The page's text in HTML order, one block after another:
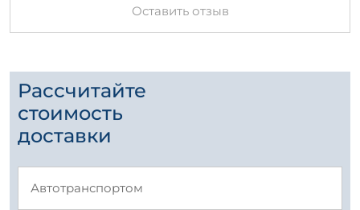
Оставить отзыв
Рассчитайте
стоимость
доставки